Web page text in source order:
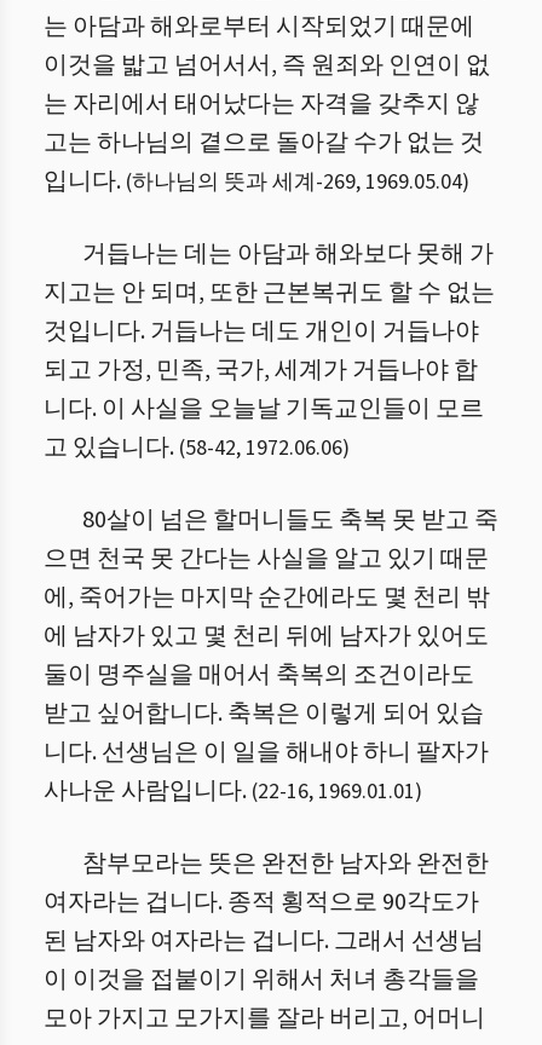
는 아담과 해와로부터 시작되었기 때문에
이것을 밟고 넘어서서, 즉 원죄와 인연이 없
는 자리에서 태어났다는 자격을 갖추지 않
고는 하나님의 곁으로 돌아갈 수가 없는 것
입니다. (하나님의 뜻과 세계-269, 1969.05.04)
거듭나는 데는 아담과 해와보다 못해 가
지고는 안 되며, 또한 근본복귀도 할 수 없는
것입니다. 거듭나는 데도 개인이 거듭나야
되고 가정, 민족, 국가, 세계가 거듭나야 합
니다. 이 사실을 오늘날 기독교인들이 모르
고 있습니다. (58-42, 1972.06.06)
80살이 넘은 할머니들도 축복 못 받고 죽
으면 천국 못 간다는 사실을 알고 있기 때문
에, 죽어가는 마지막 순간에라도 몇 천리 밖
에 남자가 있고 몇 천리 뒤에 남자가 있어도
둘이 명주실을 매어서 축복의 조건이라도
받고 싶어합니다. 축복은 이렇게 되어 있습
니다. 선생님은 이 일을 해내야 하니 팔자가
사나운 사람입니다. (22-16, 1969.01.01)
참부모라는 뜻은 완전한 남자와 완전한
여자라는 겁니다. 종적 횡적으로 90각도가
된 남자와 여자라는 겁니다. 그래서 선생님
이 이것을 접붙이기 위해서 처녀 총각들을
모아 가지고 모가지를 잘라 버리고, 어머니